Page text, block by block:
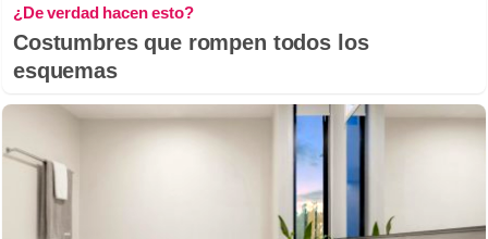
¿De verdad hacen esto?
Costumbres que rompen todos los
esquemas